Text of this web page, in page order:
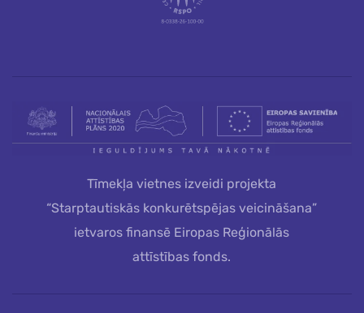
Tīmekļa vietnes izveidi projekta
“Starptautiskās konkurētspējas veicināšana”
ietvaros finansē Eiropas Reģionālās
attīstības fonds.